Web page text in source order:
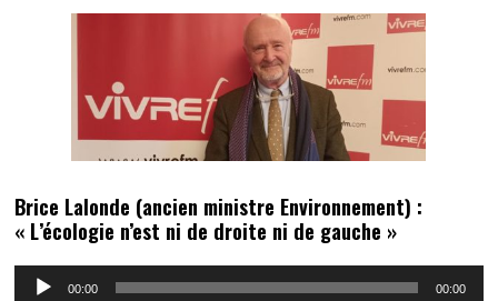
Brice Lalonde (ancien ministre Environnement) :
« L’écologie n’est ni de droite ni de gauche »
Lecteur
00:00 00:00